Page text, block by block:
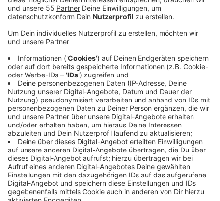
Veröffentlicht:Montag, 23.10.2023 11:36
Im September waren die Verträge zwischen dem
Netzbetreiber Amprion und den Unternehmen
unterzeichnet worden, die die Arbeiten planen und
durchführen werden. Unter den beauftragten Firmen
ist auch ein Unternehmen aus Krefeld, das auf den Bau
von Rohrleitungen spezialisiert ist. Generell setzt
Amprion für den Bau seiner Stromtrasse auf Betriebe
aus der Region. Ihr Ziel: Die neue 300 Kilometer lange
Stromleitung bis Mitte 2027 fertigzustellen und in
Betrieb zu nehmen. Ab dann soll Windenergie von der